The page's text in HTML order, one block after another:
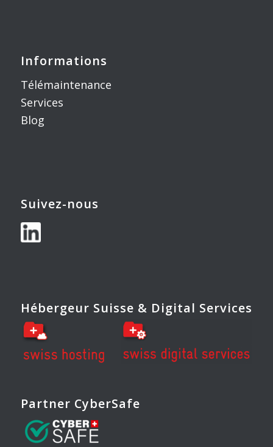
Informations
Télémaintenance
Services
Blog
Suivez-nous
Hébergeur Suisse & Digital Services
Partner CyberSafe